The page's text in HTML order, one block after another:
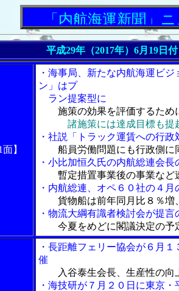
「内航海運新聞」ニュ
平成29年（2017年）6月19日
】
・海事局、新たな内航海運ビ
ン」はプ
ラン提案型に
施策の効果を評価するため
諸施策には達成目標も提
・社説「トラック運賃への行政
船員労働問題にも行政側に
・小比加恒久氏の内航総連会長
暫定措置事業後の事業など
・内航総連、オペ６０社の４
貨物船は前年同月比８％増
・物流大綱有識者検討会が提
今夏をめどに閣議決定の予
・長距離フェリー協会が６月
催
入谷泰生会長、生産性の
・海技研が７月２０日に東京・